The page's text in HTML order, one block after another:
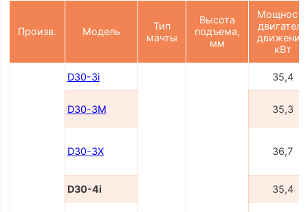
Произв. Модель
Тип
мачты
Высота
подъема,
мм
Мощность
двигателя
движения,
кВт
D30-3i 35,4
D30-3M 35,3
D30-3X 36,7
D30-4i 35,4